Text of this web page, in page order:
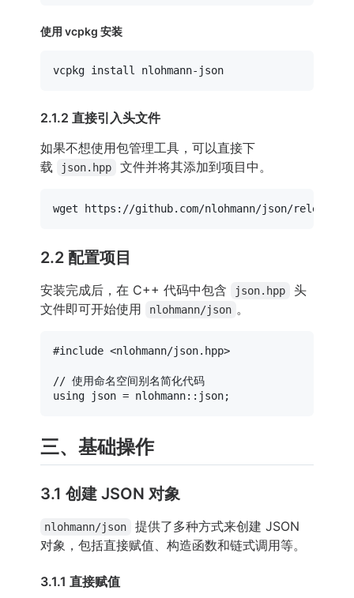
使用 vcpkg 安装
2.1.2 直接引入头文件
如果不想使用包管理工具，可以直接下
载
json.hpp 文件并将其添加到项目中。
2.2 配置项目
安装完成后，在 C++ 代码中包含 json.hpp
头
文件即可开始使用
nlohmann/json 。
#include <nlohmann/json.hpp>
// 使用命名空间别名简化代码
using
三、基础操作
3.1 创建 JSON 对象
nlohmann/json
提供了多种方式来创建 JSON
对象，包括直接赋值、构造函数和链式调用等。
3.1.1 直接赋值